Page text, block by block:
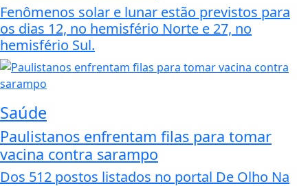
Fenômenos solar e lunar estão previstos para
os dias 12, no hemisfério Norte e 27, no
hemisfério Sul.
Saúde
Paulistanos enfrentam filas para tomar
vacina contra sarampo
Dos 512 postos listados no portal De Olho Na